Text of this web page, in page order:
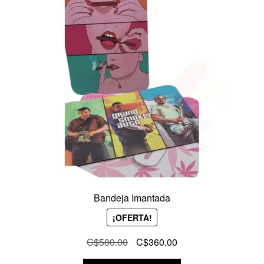
Bandeja Imantada
¡OFERTA!
C$580.00
El
precio
C$360.00El
precio